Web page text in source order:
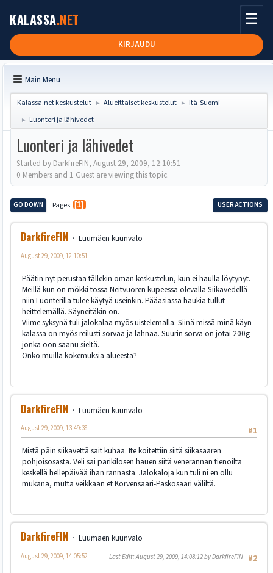
KALASSA.NET
KIRJAUDU
☰
Main Menu
Kalassa.net keskustelut ► Alueittaiset keskustelut ► Itä-Suomi
► Luonteri ja lähivedet
Luonteri ja lähivedet
Started by DarkfireFIN, August 29, 2009, 12:10:51
0 Members and 1 Guest are viewing this topic.
GO DOWN Pages 1 USER ACTIONS
DarkfireFIN Luumäen kuunvalo
August 29, 2009, 12:10:51
Päätin nyt perustaa tällekin oman keskustelun, kun ei haulla löytynyt.
Meillä kun on mökki tossa Neitvuoren kupeessa olevalla Siikavedellä
niin Luonterilla tulee käytyä useinkin. Pääasiassa haukia tullut
heittelemällä. Säyneitäkin on.
Viime syksynä tuli jalokalaa myös uistelemalla. Siinä missä minä käyn
kalassa on myös reilusti sorvaa ja lahnaa. Suurin sorva on jotai 200g
jonka oon saanu sieltä.
Onko muilla kokemuksia alueesta?
DarkfireFIN
Luumäen kuunvalo
#1
August 29, 2009, 13:49:38
Mistä päin siikavettä sait kuhaa. Ite koitettiin siitä siikasaaren
pohjoisosasta. Veli sai parikilosen hauen siitä venerannan tienoilta
keskellä hellepäivää ihan rannasta. Jalokaloja kun tuli ni en ollu
mukana, mutta veikkaan et Korvensaari-Paskosaari väliltä.
DarkfireFIN
Luumäen kuunvalo
#2
August 29, 2009, 14:05:52 Last Edit: August 29, 2009, 14:08:12 by DarkfireFIN